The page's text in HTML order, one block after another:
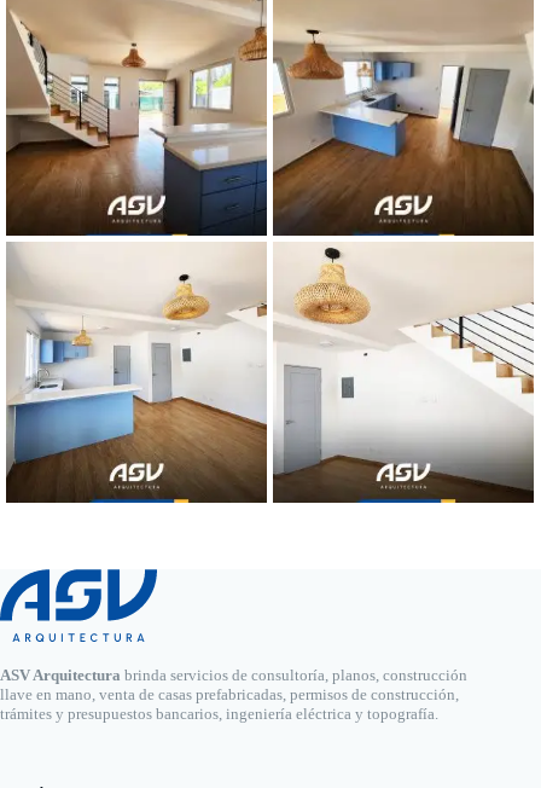
ASV Arquitectura brinda servicios de consultoría, planos, construcción
llave en mano, venta de casas prefabricadas, permisos de construcción,
trámites y presupuestos bancarios, ingeniería eléctrica y topografía.